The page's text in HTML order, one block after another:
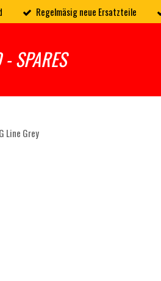
Regelmäsig neue Ersatzteile
SPARES